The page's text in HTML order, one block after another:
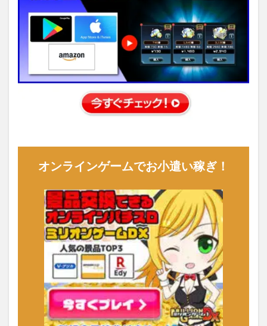
オンラインゲームでお小遣い稼ぎ！